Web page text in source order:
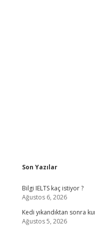
Sidebar
Son Yazılar
Bilgi IELTS kaç istiyor ?
Ağustos 6, 2026
Kedi yıkandıktan sonra
Ağustos 5, 2026
ilbetbetci